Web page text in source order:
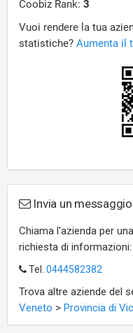
Invia un
Chiama l'azienda per una
richiesta di informazioni:
Tel. 0444582382
Trova altre aziende del
Veneto > Provincia di